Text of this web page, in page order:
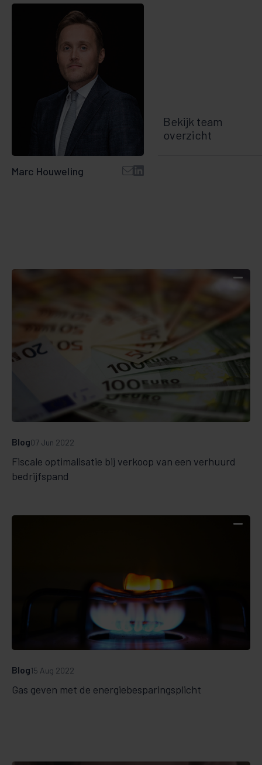
Marc Houweling
Bekijk team
overzicht
Fiscale optimalisatie bij verkoop van een verhuurd
bedrijfspand
Blog07 Jun 2022
Gas geven met de energiebesparingsplicht
Blog15 Aug 2022